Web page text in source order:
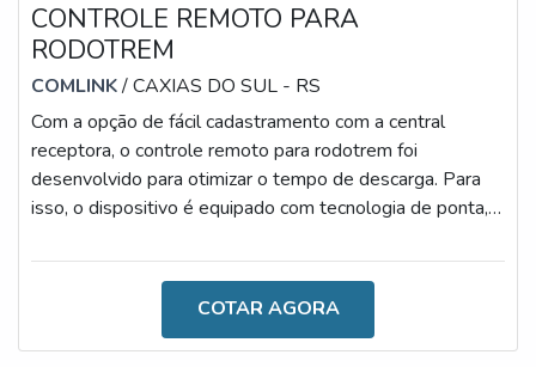
CONTROLE REMOTO PARA
RODOTREM
COMLINK/ CAXIAS DO SUL - RS
Com a opção de fácil cadastramento com a central
receptora, o controle remoto para rodotrem foi
desenvolvido para otimizar o tempo de descarga. Para
isso, o dispositivo é equipado com tecnologia de ponta,
o que o torna diferente é a simples transmissão com a
de comunicação entre operários e profissionais
responsáveis pelo gerenciamento de tarefas. Aliás, a
COTAR AGORA